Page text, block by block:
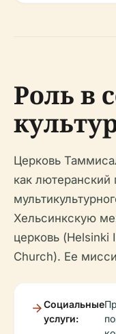
Роль в
Церковь
как лютеранский
Хельсинкскую
церковь (Helsinki
Church). Ее
Социальные
услуги: